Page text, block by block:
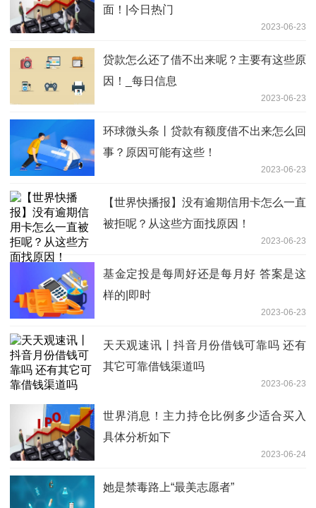
面！|今日热门
2023-06-23
贷款怎么还了借不出来呢？主要有这些原
因！_每日信息
2023-06-23
环球微头条丨贷款有额度借不出来怎么回
事？原因可能有这些！
2023-06-23
【世界快播报】没有逾期信用卡怎么一直
被拒呢？从这些方面找原因！
2023-06-23
基金定投是每周好还是每月好 答案是这
样的|即时
2023-06-23
天天观速讯丨抖音月份借钱可靠吗 还有
其它可靠借钱渠道吗
2023-06-23
世界消息！主力持仓比例多少适合买入
具体分析如下
2023-06-24
她是禁毒路上“最美志愿者”